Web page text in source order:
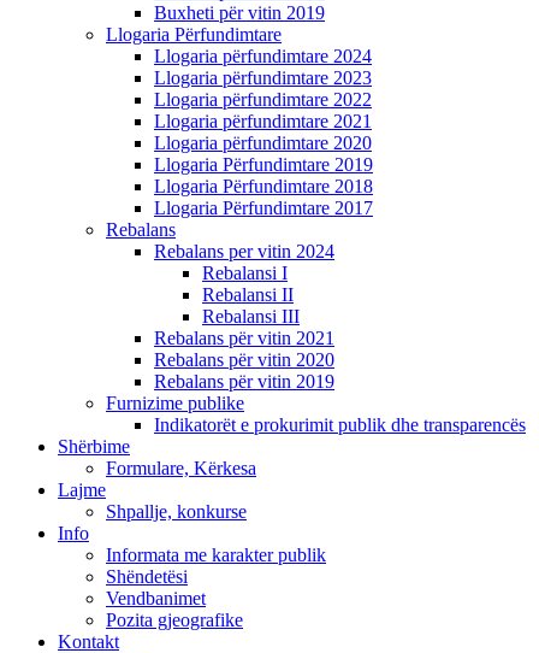
Buxheti për vitin 2019
Llogaria Përfundimtare
Llogaria përfundimtare 2024
Llogaria përfundimtare 2023
Llogaria përfundimtare 2022
Llogaria përfundimtare 2021
Llogaria përfundimtare 2020
Llogaria Përfundimtare 2019
Llogaria Përfundimtare 2018
Llogaria Përfundimtare 2017
Rebalans
Rebalans per vitin 2024
Rebalansi I
Rebalansi II
Rebalansi III
Rebalans për vitin 2021
Rebalans për vitin 2020
Rebalans për vitin 2019
Furnizime publike
Indikatorët e prokurimit publik dhe transparencës
Shërbime
Formulare, Kërkesa
Lajme
Shpallje, konkurse
Info
Informata me karakter publik
Shëndetësi
Vendbanimet
Pozita gjeografike
Kontakt